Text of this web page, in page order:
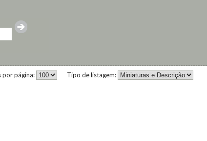
Tipo de listagem:
por página: